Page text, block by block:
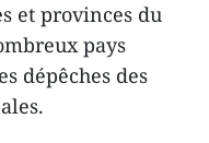
et provinces du
pays
dépêches des